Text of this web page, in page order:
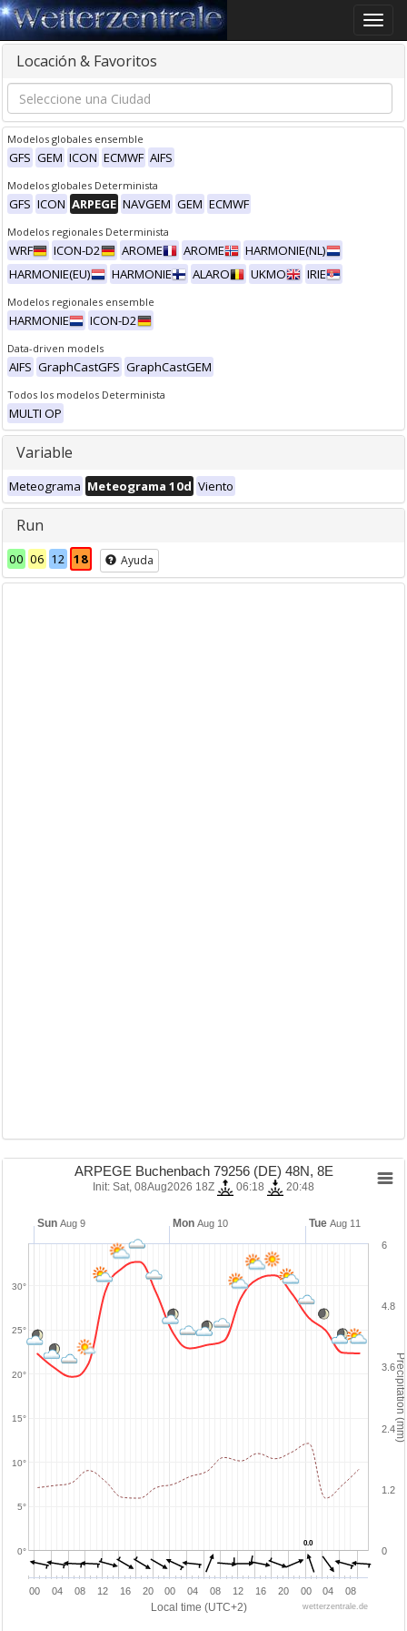
Toggle
Locación & Favoritos
Modelos globales ensemble
GFS GEM ICON ECMWF AIFS
Modelos globales Determinista
GFS ICON ARPEGE NAVGEM GEM ECMWF
Modelos regionales Determinista
WRF ICON-D2 AROME AROME
HARMONIE(NL)
HARMONIE(EU)
HARMONIE ALARO UKMO IRIE
Modelos regionales ensemble
HARMONIE ICON-D2
Data-driven models
AIFS GraphCastGFS GraphCastGEM
Todos los modelos Determinista
MULTI OP
Variable
Meteograma Meteograma 10d Viento
Run
00 06 12 18 Ayuda
Local time (UTC+2)
Precipitation (mm)
0.0
0.0
00 04 08 12 16 20 00 04 08 12 16 20 00 04 08
Sun Aug 9 Mon Aug 10 TueAug 11
0°
5°
10°
15°
20°
25°
30°
0
1.2
2.4
3.6
4.8
6
wetterzentrale.de
ARPEGE Buchenbach 79256 (DE) 48N, 8E
Init: Sat, 08Aug2026 18Z 06:18 20:48